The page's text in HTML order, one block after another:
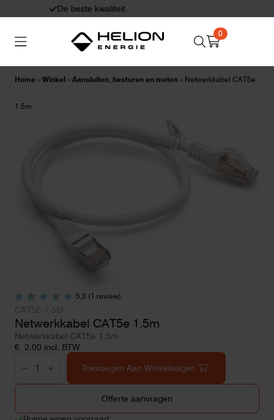
Eerlijk en deskundig advies
0
Home » Winkel » Aansluiten, besturen en meten » Netwerkkabel CAT5e
1.5m
5,0 (1 review)
Netwerkkabel CAT5e 1.5m
Netwerkkabel CAT5e 1.5m
€ 2,00 incl. BTW
Netwerkkabel
CAT5e
aantal
Toevoegen Aan Winkelwagen
Offerte aanvragen
Thuisbatterijen Zonnepanelen
Laadpalen